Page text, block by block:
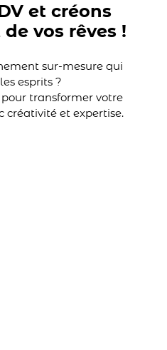
et créons
vos rêves !
sur-mesure qui
esprits ?
transformer votre
créativité et expertise.